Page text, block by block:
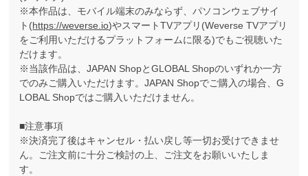
※本作品は、モバイル端末のみならず、パソコンウェブサイ
ト(https://weverse.io)やスマートTVアプリ(Weverse TVアプリ
をご利用いただけるプラットフォームに限る)でもご視聴いた
だけます。
※当該作品は、JAPAN ShopとGLOBAL Shopのいずれか一方
でのみご購入いただけます。JAPAN Shopでご購入の場合、G
LOBAL Shopではご購入いただけません。
■注意事項
※決済完了後はキャンセル・払い戻し等一切お受けできませ
ん。ご注文前に十分ご検討の上、ご注文をお願いいたしま
す。